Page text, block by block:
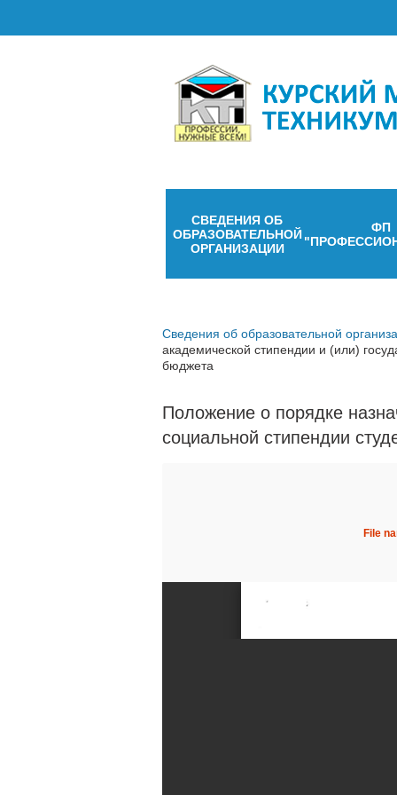
СВЕДЕНИЯ ОБ
ОБРАЗОВАТЕЛЬНОЙ
ОРГАНИЗАЦИИ
ФП
Сведения об образовательной
академической стипендии и (или)
бюджета
Положение о порядке
социальной стипендии
File